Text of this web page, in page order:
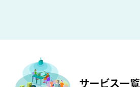
サービス一覧